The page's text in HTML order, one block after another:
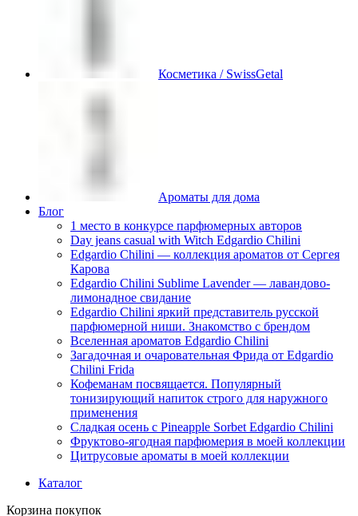
Косметика / SwissGetal
Ароматы для дома
Блог
1 место в конкурсе парфюмерных авторов
Day jeans casual with Witch Edgardio Chilini
Edgardio Chilini — коллекция ароматов от Сергея
Карова
Edgardio Chilini Sublime Lavender — лавандово-
лимонадное свидание
Edgardio Chilini яркий представитель русской
парфюмерной ниши. Знакомство с брендом
Вселенная ароматов Edgardio Chilini
Загадочная и очаровательная Фрида от Edgardio
Chilini Frida
Кофеманам посвящается. Популярный
тонизирующий напиток строго для наружного
применения
Сладкая осень с Pineapple Sorbet Edgardio Chilini
Фруктово-ягодная парфюмерия в моей коллекции
​Цитрусовые ароматы в моей коллекции
Каталог
Корзина покупок